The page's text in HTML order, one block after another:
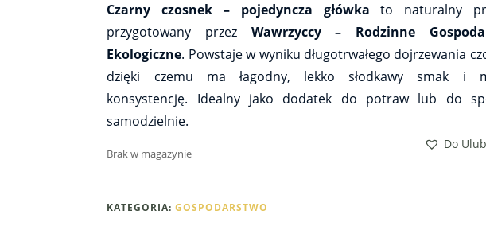
Czarny czosnek – pojedyncza główka to naturalny
przygotowany przez Wawrzyccy – Rodzinne
Ekologiczne. Powstaje w wyniku długotrwałego dojrzewania
dzięki czemu ma łagodny, lekko słodkawy smak i
konsystencję. Idealny jako dodatek do potraw lub do
samodzielnie.
Brak w magazynie
Do
KATEGORIA:GOSPODARSTWO